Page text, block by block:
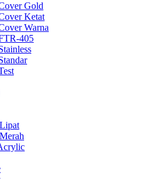
Gold
Ketat
Warna
405